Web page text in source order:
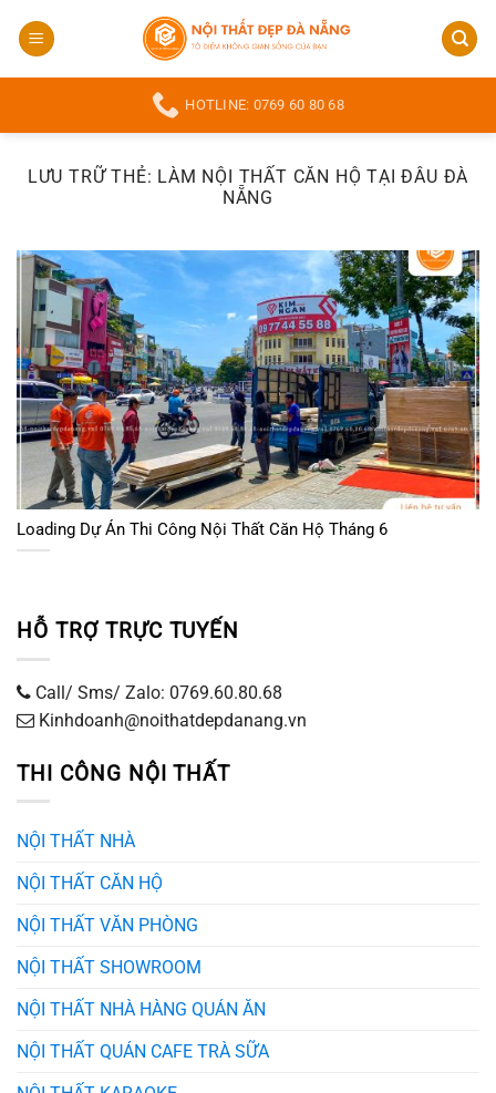
qua
HOTLINE: 0769 60 80 68
LƯU TRỮ THẺ: LÀM NỘI THẤT CĂN HỘ TẠI ĐÂU ĐÀ
NẴNG
Loading Dự Án Thi Công Nội Thất Căn Hộ Tháng 6
HỖ TRỢ TRỰC TUYẾN
Call/ Sms/ Zalo: 0769.60.80.68
Kinhdoanh@noithatdepdanang.vn
THI CÔNG NỘI THẤT
NỘI THẤT NHÀ
NỘI THẤT CĂN HỘ
NỘI THẤT VĂN PHÒNG
NỘI THẤT SHOWROOM
NỘI THẤT NHÀ HÀNG QUÁN ĂN
NỘI THẤT QUÁN CAFE TRÀ SỮA